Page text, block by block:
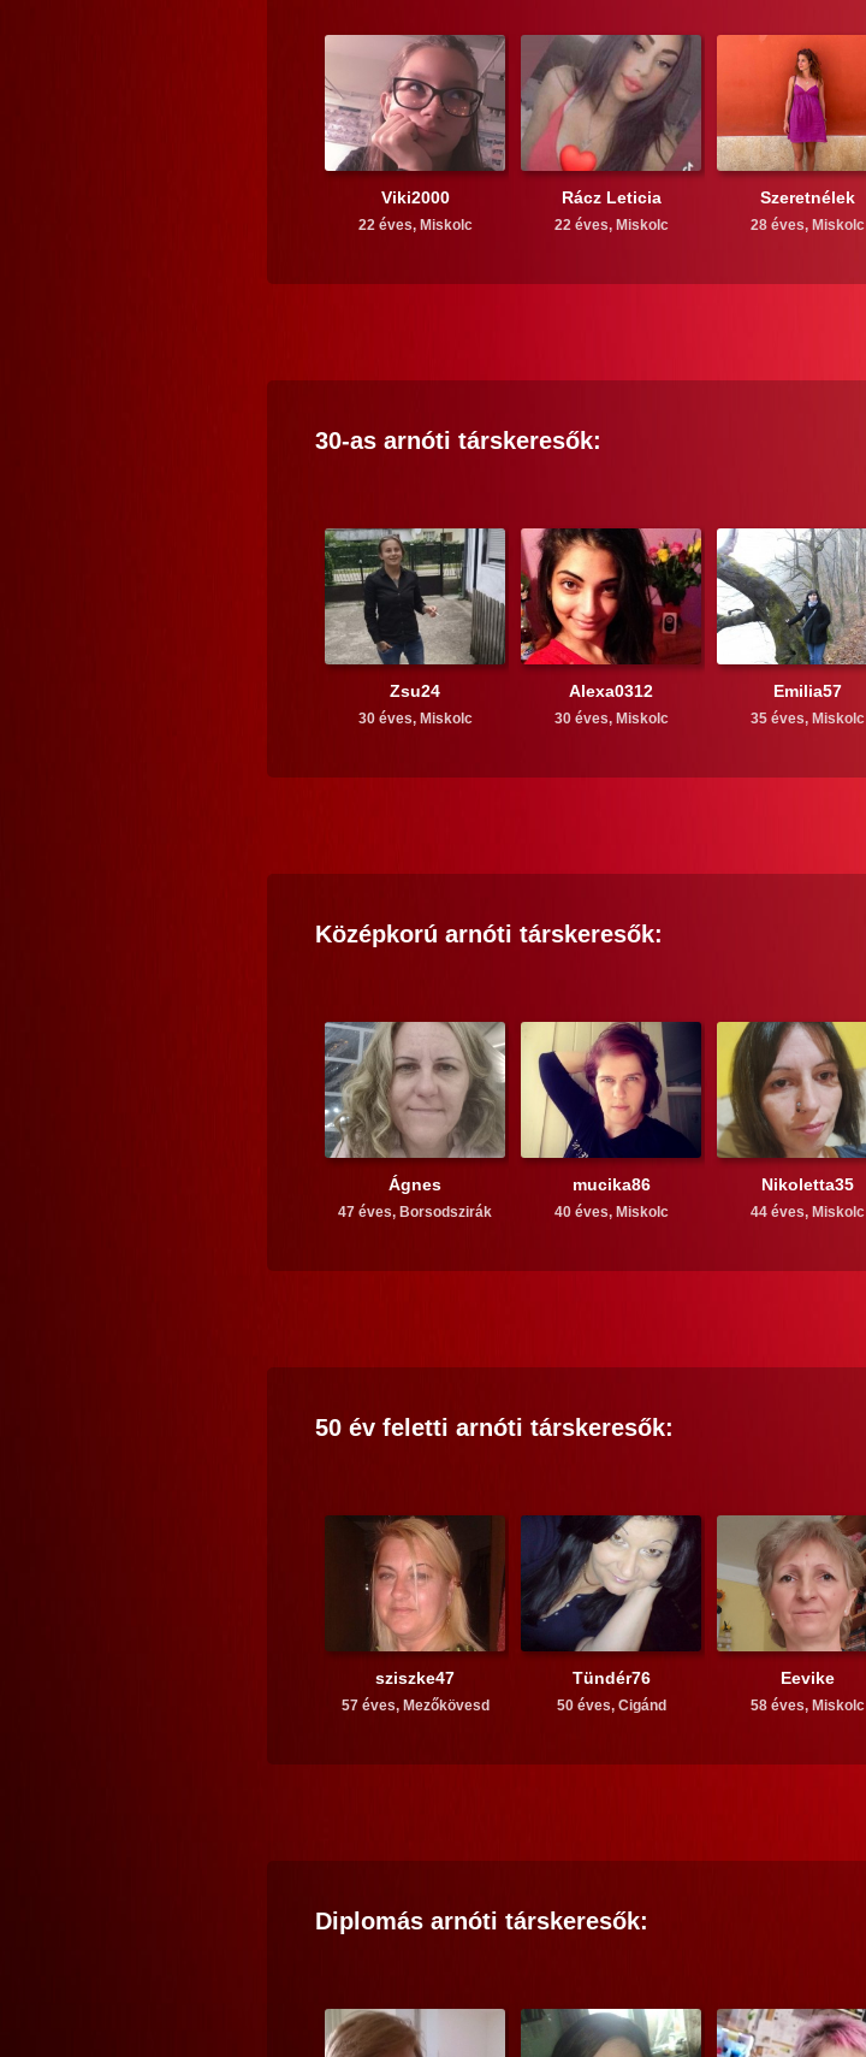
Viki2000
22 éves, Miskolc
Rácz Leticia
22 éves, Miskolc
Szeretnélek
28 éves, Miskolc
30-as arnóti társkeresők:
Zsu24
30 éves, Miskolc
Alexa0312
30 éves, Miskolc
Emilia57
35 éves, Miskolc
Középkorú arnóti társkeresők:
Ágnes
47 éves, Borsodszirák
mucika86
40 éves, Miskolc
Nikoletta35
44 éves, Miskolc
50 év feletti arnóti társkeresők:
sziszke47
57 éves, Mezőkövesd
Tündér76
50 éves, Cigánd
Eevike
58 éves, Miskolc
Diplomás arnóti társkeresők: